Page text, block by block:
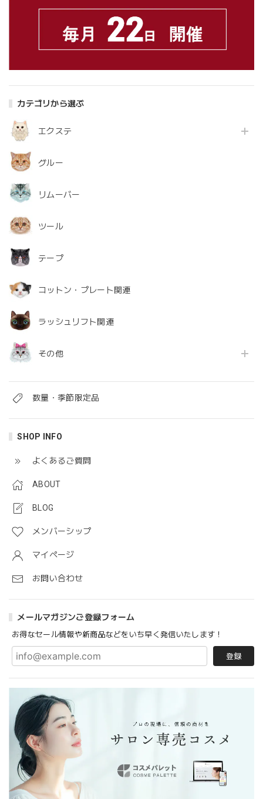
カテゴリから選ぶ
エクステ
グルー
リムーバー
ツール
テープ
コットン・プレート関連
ラッシュリフト関連
その他
数量・季節限定品
SHOP INFO
よくあるご質問
ABOUT
BLOG
メンバーシップ
マイページ
お問い合わせ
メールマガジンご登録フォーム
お得なセール情報や新商品などをいち早く発信いたします！
登録